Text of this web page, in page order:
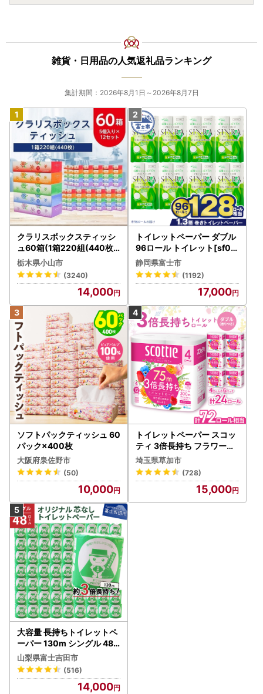
雑貨・日用品の人気返礼品ランキング
集計期間：2026年8月1日～2026年8月7日
クラリスボックスティッシ
ュ60箱(1箱220組(440枚))
(5個入り×12セット)【配送
不可地域：離島・沖縄県】
【1256759】
栃木県小山市
(3240)
14,000
トイレットペーパー ダブル
96ロール トイレット[sf00
1-012]
静岡県富士市
(1192)
17,000
ソフトパックティッシュ 60
パック×400枚
大阪府泉佐野市
(50)
10,000
トイレットペーパー スコッ
ティ 3倍長持ち フラワーパ
ック 4ロール×6P
埼玉県草加市
(728)
15,000
大容量 長持ちトイレットペ
ーパー 130m シングル 48R
芯なし 3倍巻 トイレット
山梨県富士吉田市
(516)
14,000